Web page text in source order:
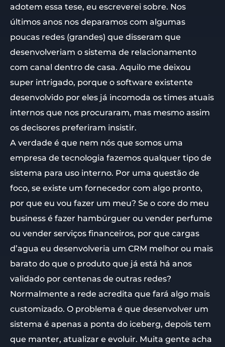
adotem essa tese, eu escreverei sobre. Nos
últimos anos nos deparamos com algumas
poucas redes (grandes) que disseram que
desenvolveriam o sistema de relacionamento
com canal dentro de casa. Aquilo me deixou
super intrigado, porque o software existente
desenvolvido por eles já incomoda os times atuais
internos que nos procuraram, mas mesmo assim
os decisores preferiram insistir.
A verdade é que nem nós que somos uma
empresa de tecnologia fazemos qualquer tipo de
sistema para uso interno. Por uma questão de
foco, se existe um fornecedor com algo pronto,
por que eu vou fazer um meu? Se o core do meu
business é fazer hambúrguer ou vender perfume
ou vender serviços financeiros, por que cargas
d’agua eu desenvolveria um CRM melhor ou mais
barato do que o produto que já está há anos
validado por centenas de outras redes?
Normalmente a rede acredita que fará algo mais
customizado. O problema é que desenvolver um
sistema é apenas a ponta do iceberg, depois tem
que manter, atualizar e evoluir. Muita gente acha